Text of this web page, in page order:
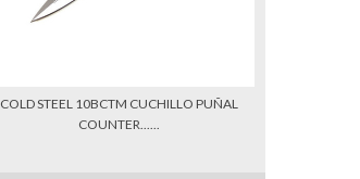
COLD STEEL 10BCTM CUCHILLO PUÑAL
COUNTER......